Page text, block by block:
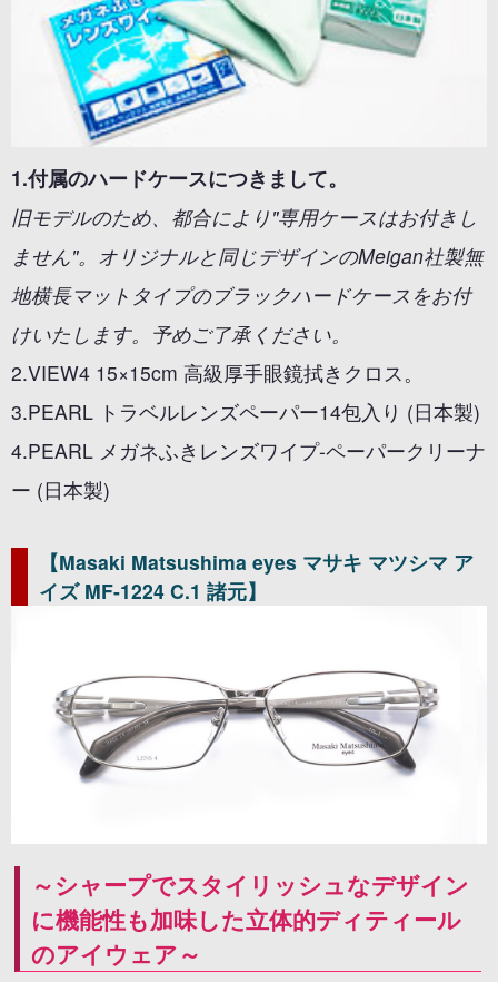
1.付属のハードケースにつきまして。
旧モデルのため、都合により"専用ケースはお付きし
ません"。オリジナルと同じデザインのMeigan社製無
地横長マットタイプのブラックハードケースをお付
けいたします。予めご了承ください。
2.VIEW4 15×15cm 高級厚手眼鏡拭きクロス。
3.PEARL トラベルレンズペーパー14包入り (日本製)
4.PEARL メガネふきレンズワイプ-ペーパークリーナ
ー (日本製)
【Masaki Matsushima eyes マサキ マツシマ ア
イズ MF-1224 C.1 諸元】
～シャープでスタイリッシュなデザイン
に機能性も加味した立体的ディティール
のアイウェア～